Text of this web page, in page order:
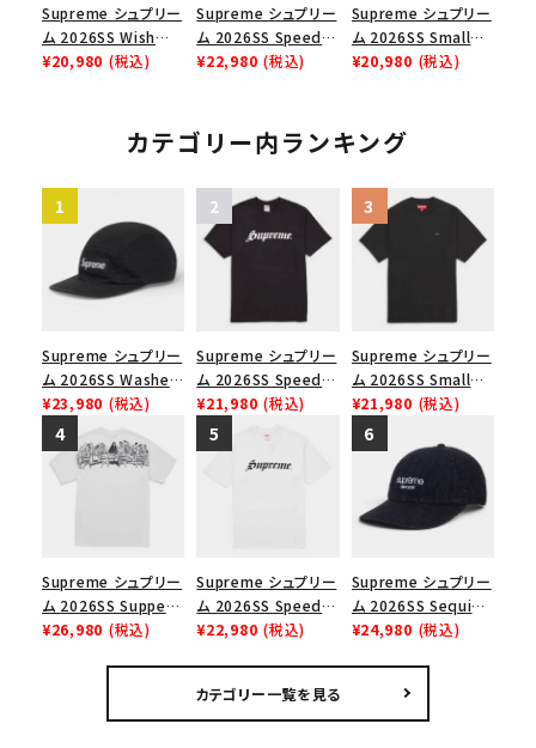
Supreme シュプリー
ム 2026SS Wish
Tee ウィッシュTシ
¥20,980 (税込)
Supreme シュプリー
ム 2026SS Speed
Tee スピードTシャツ
¥22,980 (税込)
Supreme シュプリー
ム 2026SS Small
Box Tee スモールボ
¥20,980 (税込)
カテゴリー内ランキング
Supreme シュプリー
ム 2026SS Washed
Chino Twill Camp
Cap ウォッシュド チ
ノツイル キャンプキャ
ップ ブラック
¥23,980 (税込)
Supreme シュプリー
ム 2026SS Speed
Tee スピードTシャツ
ブラック
¥21,980 (税込)
Supreme シュプリー
ム 2026SS Small
Box Tee スモールボ
ックスTシャツ ブラッ
ク
¥21,980 (税込)
Supreme シュプリー
ム 2026SS Supper
Tee サパーTシャツ
¥26,980 (税込)
Supreme シュプリー
ム 2026SS Speed
Tee スピードTシャツ
¥22,980 (税込)
Supreme シュプリー
ム 2026SS Sequin
Denim Classic
シックロゴ 6パネルキ
ャップ ブラック
¥24,980 (税込)
カテゴリー一覧を見る